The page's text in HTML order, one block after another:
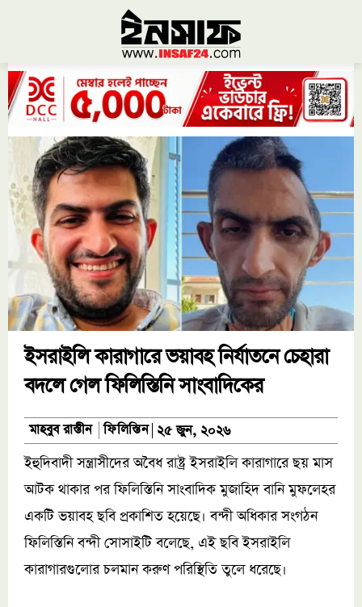
ইসরাইলি কারাগারে ভয়াবহ নির্যাতনে চেহারা
বদলে গেল ফিলিস্তিনি সাংবাদিকের
মাহবুব রাস্তীন ফিলিস্তিন ২৫ জুন, ২০২৬
ইহুদিবাদী সন্ত্রাসীদের অবৈধ রাষ্ট্র ইসরাইলি কারাগারে ছয় মাস
আটক থাকার পর ফিলিস্তিনি সাংবাদিক মুজাহিদ বানি মুফলেহর
একটি ভয়াবহ ছবি প্রকাশিত হয়েছে। বন্দী অধিকার সংগঠন
ফিলিস্তিনি বন্দী সোসাইটি বলেছে, এই ছবি ইসরাইলি
কারাগারগুলোর চলমান করুণ পরিস্থিতি তুলে ধরেছে।